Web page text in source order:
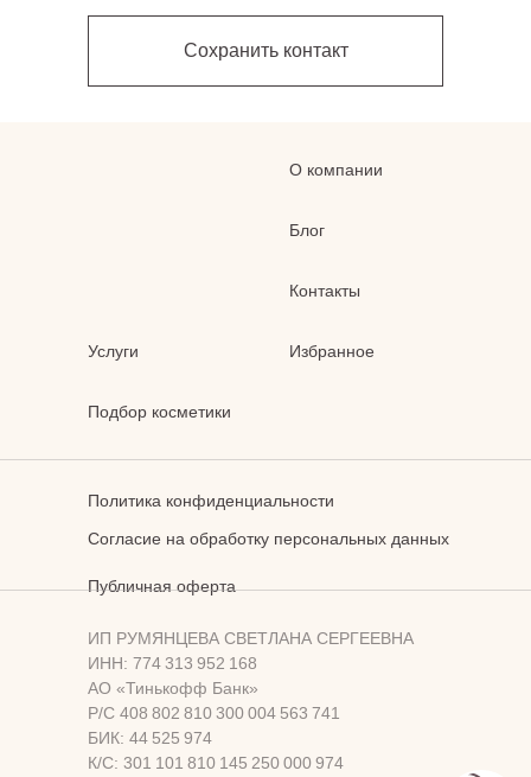
Сохранить контакт
Услуги
Подбор косметики
О компании
Блог
Контакты
Избранное
ИП РУМЯНЦЕВА СВЕТЛАНА СЕРГЕЕВНА
ИНН: 774 313 952 168
АО «Тинькофф Банк»
Р/С 408 802 810 300 004 563 741
БИК: 44 525 974
К/С: 301 101 810 145 250 000 974
Политика конфиденциальности
Публичная оферта
Согласие на обработку персональных данных